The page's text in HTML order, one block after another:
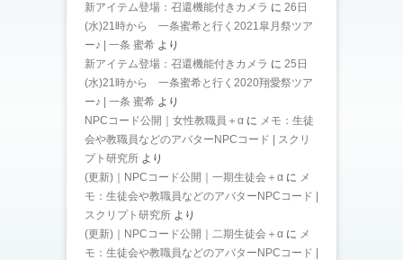
新アイテム登場：召還機能付きカメラ に 26日
(水)21時から 一条蜜希と行く2021皐月祭ツア
ー♪ | 一条 蜜希 より
新アイテム登場：召還機能付きカメラ に 25日
(水)21時から 一条蜜希と行く2020翔愛祭ツア
ー♪ | 一条 蜜希 より
NPCコード公開｜女性教職員＋α に メモ：生徒
会や教職員などのアバターNPCコード | スクリ
プト研究所 より
(更新)｜NPCコード公開｜一期生徒会＋α に メ
モ：生徒会や教職員などのアバターNPCコード |
スクリプト研究所 より
(更新)｜NPCコード公開｜二期生徒会＋α に メ
モ：生徒会や教職員などのアバターNPCコード |